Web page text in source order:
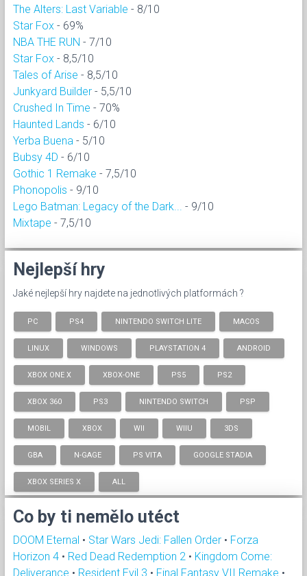
The Alters: Last Variable - 8/10
Star Fox - 69%
NBA THE RUN - 7/10
Star Fox - 8,5/10
Tales of Arise - 8,5/10
Junkyard Builder - 5,5/10
Crushed In Time - 70%
Haunted Lands - 6/10
Yerba Buena - 5/10
Bubsy 4D - 6/10
Gothic 1 Remake - 7,5/10
Phonopolis - 9/10
Lego Batman: Legacy of the Dark... - 9/10
Mixtape - 7,5/10
Nejlepší hry
Jaké nejlepší hry najdete na jednotlivých platformách ?
PC PS4 NINTENDO SWITCH LITE MACOS
LINUX WINDOWS PLAYSTATION 4 ANDROID
XBOX ONE X XBOX-ONE PS5 PS2
XBOX 360 PS3 NINTENDO SWITCH PSP
MOBIL XBOX WII WIIU 3DS
GBA N-GAGE PS VITA GOOGLE STADIA
XBOX SERIES X ALL
Co by ti nemělo utéct
DOOM Eternal • Star Wars Jedi: Fallen Order • Forza
Horizon 4 • Red Dead Redemption 2 • Kingdom Come:
Deliverance • Resident Evil 3 • Final Fantasy VII Remake •